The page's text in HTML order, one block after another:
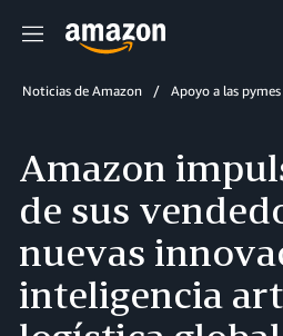
Menú
Noticias de Amazon Apoyo a las pymes
Amazon
de sus
nuevas
inteligencia